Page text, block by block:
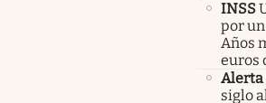
INSS
por
Años
euros
Alerta
siglo